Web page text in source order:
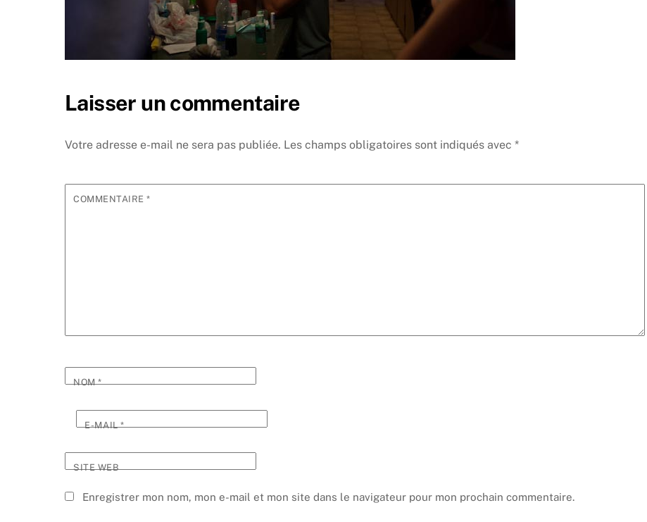
Laisser un commentaire
Votre adresse e-mail ne sera pas publiée. Les champs obligatoires sont indiqués avec *
COMMENTAIRE*
NOM*
E-MAIL*
SITE WEB
Enregistrer mon nom, mon e-mail et mon site dans le navigateur pour mon prochain commentaire.